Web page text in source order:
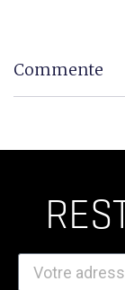
Commente